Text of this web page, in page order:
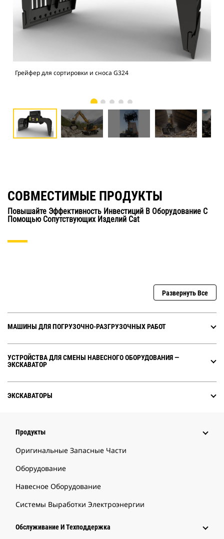
Грейфер для сортировки и сноса G324
СОВМЕСТИМЫЕ ПРОДУКТЫ
Повышайте Эффективность Инвестиций В Оборудование С
Помощью Сопутствующих Изделий Cat
Развернуть Все
МАШИНЫ ДЛЯ ПОГРУЗОЧНО-РАЗГРУЗОЧНЫХ РАБОТ
УСТРОЙСТВА ДЛЯ СМЕНЫ НАВЕСНОГО ОБОРУДОВАНИЯ ―
ЭКСКАВАТОР
ЭКСКАВАТОРЫ
Продукты
Оригинальные Запасные Части
Оборудование
Навесное Оборудование
Системы Выработки Электроэнергии
Обслуживание И Техподдержка